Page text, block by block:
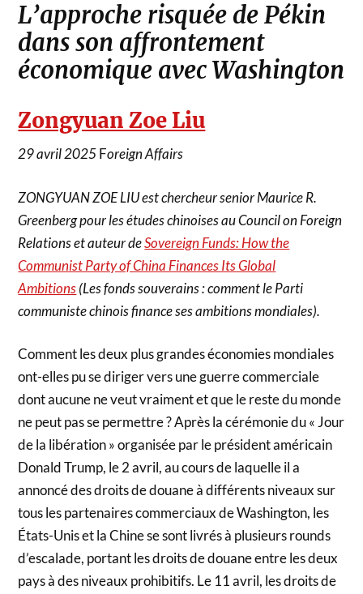
L’approche risquée de Pékin
dans son affrontement
économique avec Washington
Zongyuan Zoe Liu
29 avril 2025Foreign Affairs
ZONGYUAN ZOE LIU est chercheur senior Maurice R.
Greenberg pour les études chinoises au Council on Foreign
Relations et auteur deSovereign Funds: How the
Communist Party of China Finances Its Global
Ambitions(Les fonds souverains : comment le Parti
communiste chinois finance ses ambitions mondiales).
Comment les deux plus grandes économies mondiales
ont-elles pu se diriger vers une guerre commerciale
dont aucune ne veut vraiment et que le reste du monde
ne peut pas se permettre ? Après la cérémonie du « Jour
de la libération » organisée par le président américain
Donald Trump, le 2 avril, au cours de laquelle il a
annoncé des droits de douane à différents niveaux sur
tous les partenaires commerciaux de Washington, les
États-Unis et la Chine se sont livrés à plusieurs rounds
d’escalade, portant les droits de douane entre les deux
pays à des niveaux prohibitifs. Le 11 avril, les droits de